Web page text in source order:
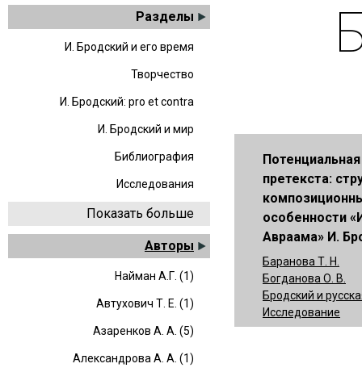
Разделы
И. Бродский и его время
Творчество
И. Бродский: pro et contra
И. Бродский и мир
Библиография
Исследования
Показать больше
Авторы
Найман А.Г. (1)
Автухович Т. Е. (1)
Азаренков А. А. (5)
Александрова А. А. (1)
претекста:
особенности
Авраама» И.
Баранова Т. Н.
Богданова О. В.
Бродский и
Исследование